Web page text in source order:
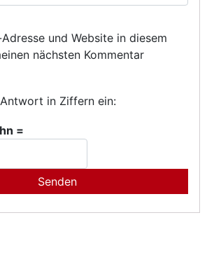
und Website in diesem
nächsten Kommentar
in Ziffern ein:
=